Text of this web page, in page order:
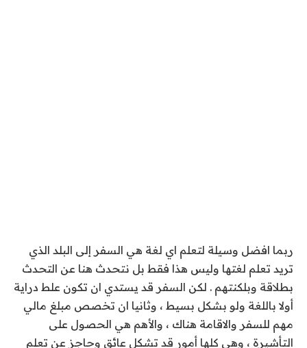
ربما افضل وسيلة لتعلم اي لغة هي السفر إلى البلد الذي
تريد تعلم لغتها وليس هذا فقط بل نتحدث هنا عن التحدث
بطلاقة وبلكنتهم . لكن السفر قد يستدي ان تكون علط دراية
أولا باللغة ولو بشكل بسيط ، وثانيا ان تخصص مبلغ مالي
مهم للسفر والاقامة هناك ، والأهم هي الحصول على
التأشيرة ، وهي كلها أمور قد تشكل عائق وحاجز عن تعلم